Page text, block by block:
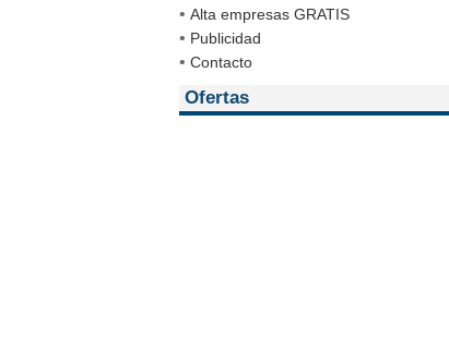
• Alta empresas GRATIS
• Publicidad
• Contacto
Ofertas